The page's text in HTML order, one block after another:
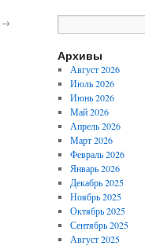
→
Архивы
Август 2026
Июль 2026
Июнь 2026
Май 2026
Апрель 2026
Март 2026
Февраль 2026
Январь 2026
Декабрь 2025
Ноябрь 2025
Октябрь 2025
Сентябрь 2025
Август 2025